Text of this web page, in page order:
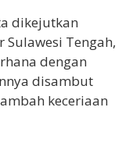
dikejutkan
Tengah,
dengan
disambut
keceriaan